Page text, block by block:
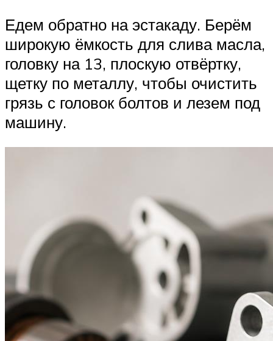
Едем обратно на эстакаду. Берём
широкую ёмкость для слива масла,
головку на 13, плоскую отвёртку,
щетку по металлу, чтобы очистить
грязь с головок болтов и лезем под
машину.